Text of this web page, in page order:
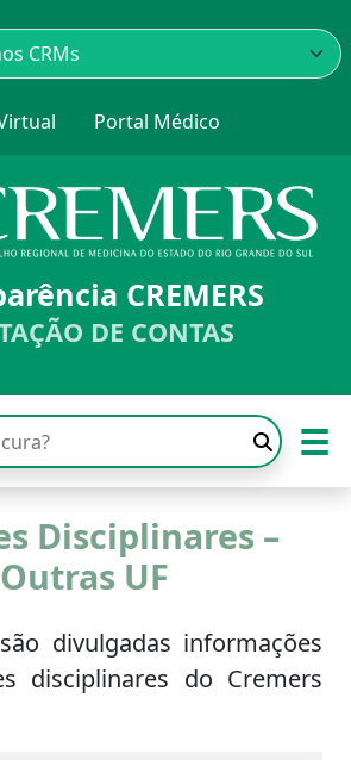
Portal Médico
CREMERS
DE CONTAS
☰
Disciplinares –
Outras UF
divulgadas informações
disciplinares do Cremers